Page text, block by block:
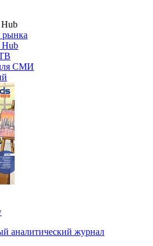
рынка
Hub
СМИ
аналитический журнал